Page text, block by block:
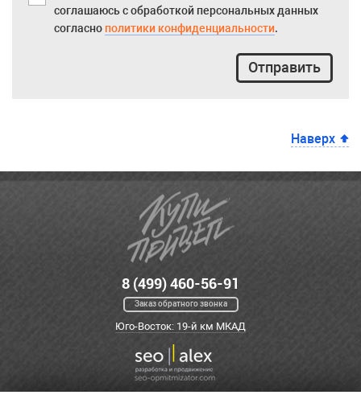
соглашаюсь с обработкой персональных данных
согласно политики конфиденциальности.
Отправить
Наверх
8 (499) 460-56-91
Заказ обратного звонка
Юго-Восток: 19-й км МКАД